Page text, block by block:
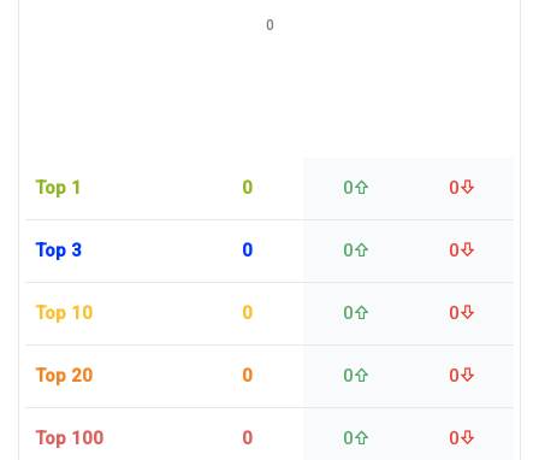
Top 1 0 0 0
Top 3 0 0 0
Top 10 0 0 0
Top 20 0 0 0
Top 100 0 0 0
0